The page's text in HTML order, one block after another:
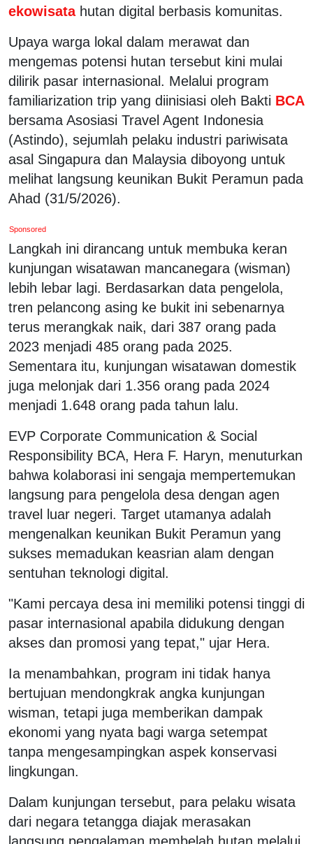
ekowisata hutan digital berbasis komunitas.
Upaya warga lokal dalam merawat dan
mengemas potensi hutan tersebut kini mulai
dilirik pasar internasional. Melalui program
familiarization trip yang diinisiasi oleh Bakti BCA
bersama Asosiasi Travel Agent Indonesia
(Astindo), sejumlah pelaku industri pariwisata
asal Singapura dan Malaysia diboyong untuk
melihat langsung keunikan Bukit Peramun pada
Ahad (31/5/2026).
Sponsored
Langkah ini dirancang untuk membuka keran
kunjungan wisatawan mancanegara (wisman)
lebih lebar lagi. Berdasarkan data pengelola,
tren pelancong asing ke bukit ini sebenarnya
terus merangkak naik, dari 387 orang pada
2023 menjadi 485 orang pada 2025.
Sementara itu, kunjungan wisatawan domestik
juga melonjak dari 1.356 orang pada 2024
menjadi 1.648 orang pada tahun lalu.
EVP Corporate Communication & Social
Responsibility BCA, Hera F. Haryn, menuturkan
bahwa kolaborasi ini sengaja mempertemukan
langsung para pengelola desa dengan agen
travel luar negeri. Target utamanya adalah
mengenalkan keunikan Bukit Peramun yang
sukses memadukan keasrian alam dengan
sentuhan teknologi digital.
"Kami percaya desa ini memiliki potensi tinggi di
pasar internasional apabila didukung dengan
akses dan promosi yang tepat," ujar Hera.
Ia menambahkan, program ini tidak hanya
bertujuan mendongkrak angka kunjungan
wisman, tetapi juga memberikan dampak
ekonomi yang nyata bagi warga setempat
tanpa mengesampingkan aspek konservasi
lingkungan.
Dalam kunjungan tersebut, para pelaku wisata
dari negara tetangga diajak merasakan